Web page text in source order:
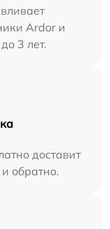
Ardor и
3 лет.
доставит
обратно.